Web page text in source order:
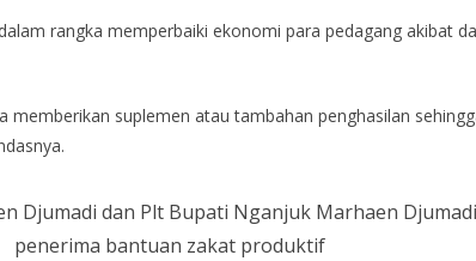
rangka memperbaiki ekonomi para pedagang akibat
memberikan suplemen atau tambahan penghasilan
Djumadi dan Plt Bupati Nganjuk Marhaen
penerima bantuan zakat produktif